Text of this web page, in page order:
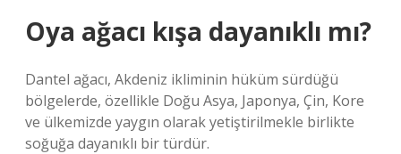
Oya ağacı kışa dayanıklı mı?
Dantel ağacı, Akdeniz ikliminin hüküm sürdüğü
bölgelerde, özellikle Doğu Asya, Japonya, Çin, Kore
ve ülkemizde yaygın olarak yetiştirilmekle birlikte
soğuğa dayanıklı bir türdür.